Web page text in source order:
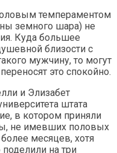
темпераментом
земного шара) не
Куда большее
близости с
мужчину, то могут
это спокойно.
и Элизабет
штата
в котором приняли
не имевших половых
месяцев, хотя
на три